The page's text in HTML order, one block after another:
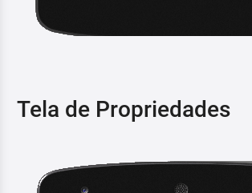
Tela de Propriedades